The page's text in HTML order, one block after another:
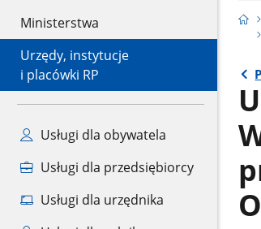
Ministerstwa
Urzędy, instytucje
i placówki RP
Usługi dla obywatela
Usługi dla przedsiębiorcy
Usługi dla urzędnika